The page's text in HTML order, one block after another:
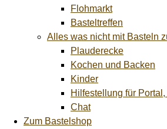
Flohmarkt
Basteltreffen
Alles was nicht mit Basteln
Plauderecke
Kochen und Backen
Kinder
Hilfestellung für
Chat
Zum Bastelshop